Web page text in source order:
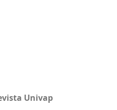
Univap